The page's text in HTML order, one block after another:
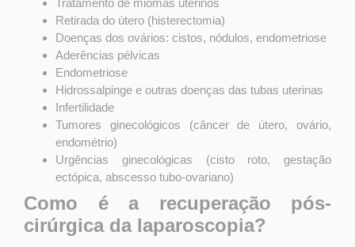
Tratamento de miomas uterinos
Retirada do útero (histerectomia)
Doenças dos ovários: cistos, nódulos, endometriose
Aderências pélvicas
Endometriose
Hidrossalpinge e outras doenças das tubas uterinas
Infertilidade
Tumores ginecológicos (câncer de útero, ovário,
endométrio)
Urgências ginecológicas (cisto roto, gestação
ectópica, abscesso tubo-ovariano)
Como é a recuperação pós-
cirúrgica da laparoscopia?